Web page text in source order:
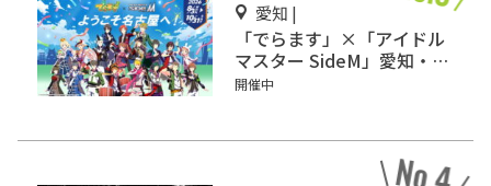
愛知 |
「でらます」×「アイドル
マスター SideM」愛知・名
古屋で開催
開催中